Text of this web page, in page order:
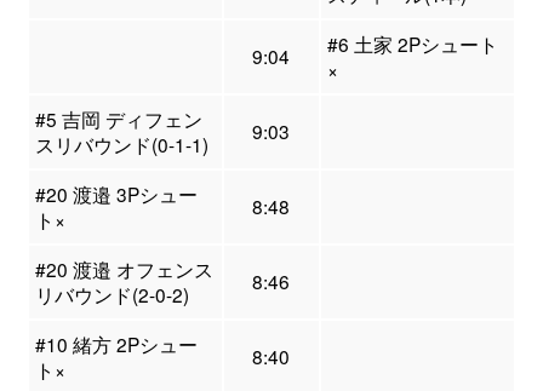
9:04
#6 土家 2Pシュート
×
#5 吉岡 ディフェン
スリバウンド(0-1-1)
9:03
#20 渡邉 3Pシュー
ト×
8:48
#20 渡邉 オフェンス
リバウンド(2-0-2)
8:46
#10 緒方 2Pシュー
ト×
8:40